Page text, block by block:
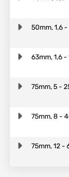
50mm, 1,6 -
63mm, 1,6 -
75mm, 5 -
75mm, 8 -
75mm, 12 -